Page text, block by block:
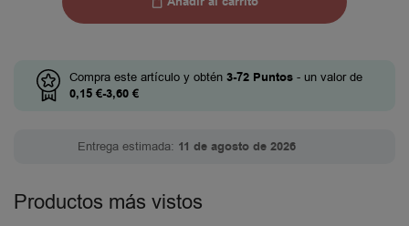
Compra este artículo y obtén 3-72 Puntos - un valor de
0,15 €-3,60 €
Entrega estimada: 11 de agosto de 2026
Productos más vistos